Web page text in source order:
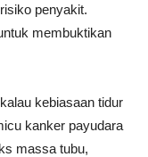
penyakit.
membuktikan
kebiasaan tidur
kanker payudara
massa tubu,